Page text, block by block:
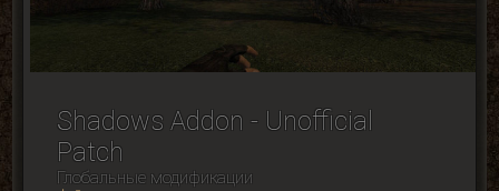
Shadows Addon - Unofficial
Patch
Глобальные модификации